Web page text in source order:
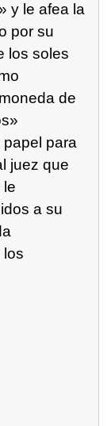
y le afea la
por su
los soles
de
papel para
juez que
le
a su
los